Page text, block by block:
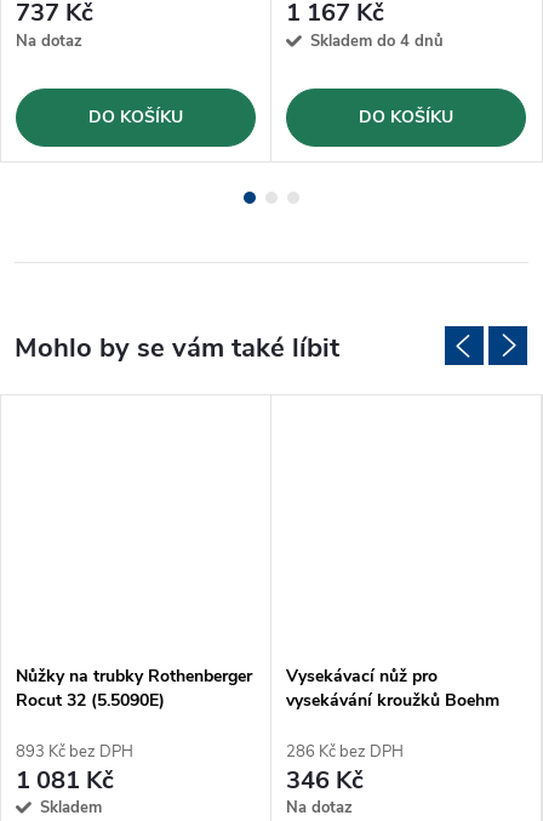
737 Kč
Na dotaz
DO KOŠÍKU
1 167 Kč
Skladem do 4 dnů
DO KOŠÍKU
Nůžky na trubky Rothenberger
Rocut 32 (5.5090E)
893 Kč bez DPH
1 081 Kč
Skladem
Vysekávací nůž pro
vysekávání kroužků Boehm
286 Kč bez DPH
346 Kč
Na dotaz